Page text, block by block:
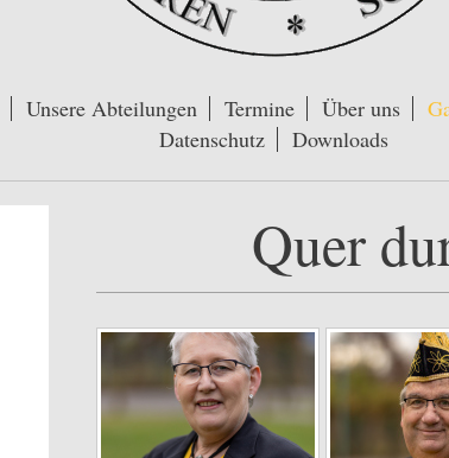
Unsere Abteilungen Termine Über uns
Datenschutz
Downloads
Quer